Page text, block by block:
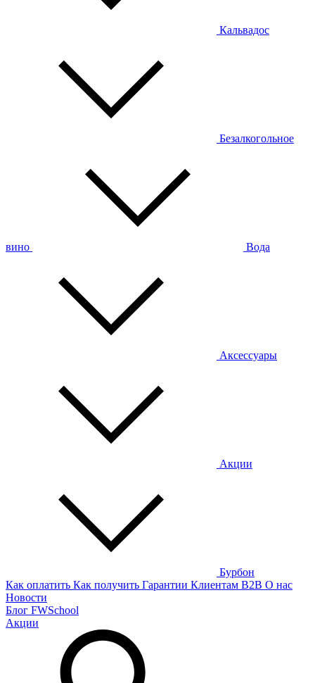
Кальвадос
Безалкогольное
вино Вода
Аксессуары
Акции
Бурбон
Как оплатить Как получить Гарантии Клиентам B2B О нас
Новости
Блог FWSchool
Акции